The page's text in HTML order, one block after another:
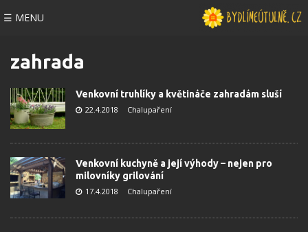
☰ MENU
zahrada
Venkovní truhlíky a květináče zahradám sluší
22.4.2018 Chalupaření
Venkovní kuchyně a její výhody – nejen pro
milovníky grilování
17.4.2018 Chalupaření